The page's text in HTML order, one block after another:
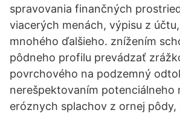
spravovania finančných
viacerých menách, výpisu z
mnohého ďalšieho. znížením
pôdneho profilu prevádzať
povrchového na podzemný
nerešpektovaním potenciálneho
eróznych splachov z ornej pôdy,